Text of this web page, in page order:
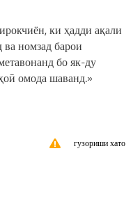
ки ҳадди ақали
ва номзад барои
бо як-ду
омода шаванд.»
гузориши хато